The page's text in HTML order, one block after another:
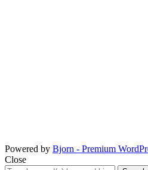
Powered by Bjorn - Premium
Close